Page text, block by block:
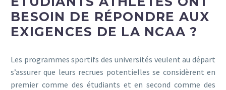
BESOIN DE RÉPONDRE AUX
EXIGENCES DE LA NCAA ?
Les programmes sportifs des universités veulent au départ
s’assurer que leurs recrues potentielles se considèrent en
premier comme des étudiants et en second comme des